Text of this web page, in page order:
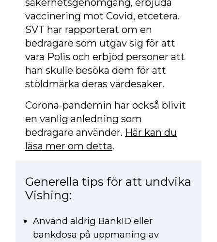
vaccinering mot Covid, etcetera.
SVT har rapporterat om en
bedragare som utgav sig för att
vara Polis och erbjöd personer att
han skulle besöka dem för att
stöldmärka deras värdesaker.
Corona-pandemin har också blivit
en vanlig anledning som
bedragare använder. Här kan du
läsa mer om detta.
Generella tips för att undvika
Vishing:
Använd aldrig BankID eller
bankdosa på uppmaning av